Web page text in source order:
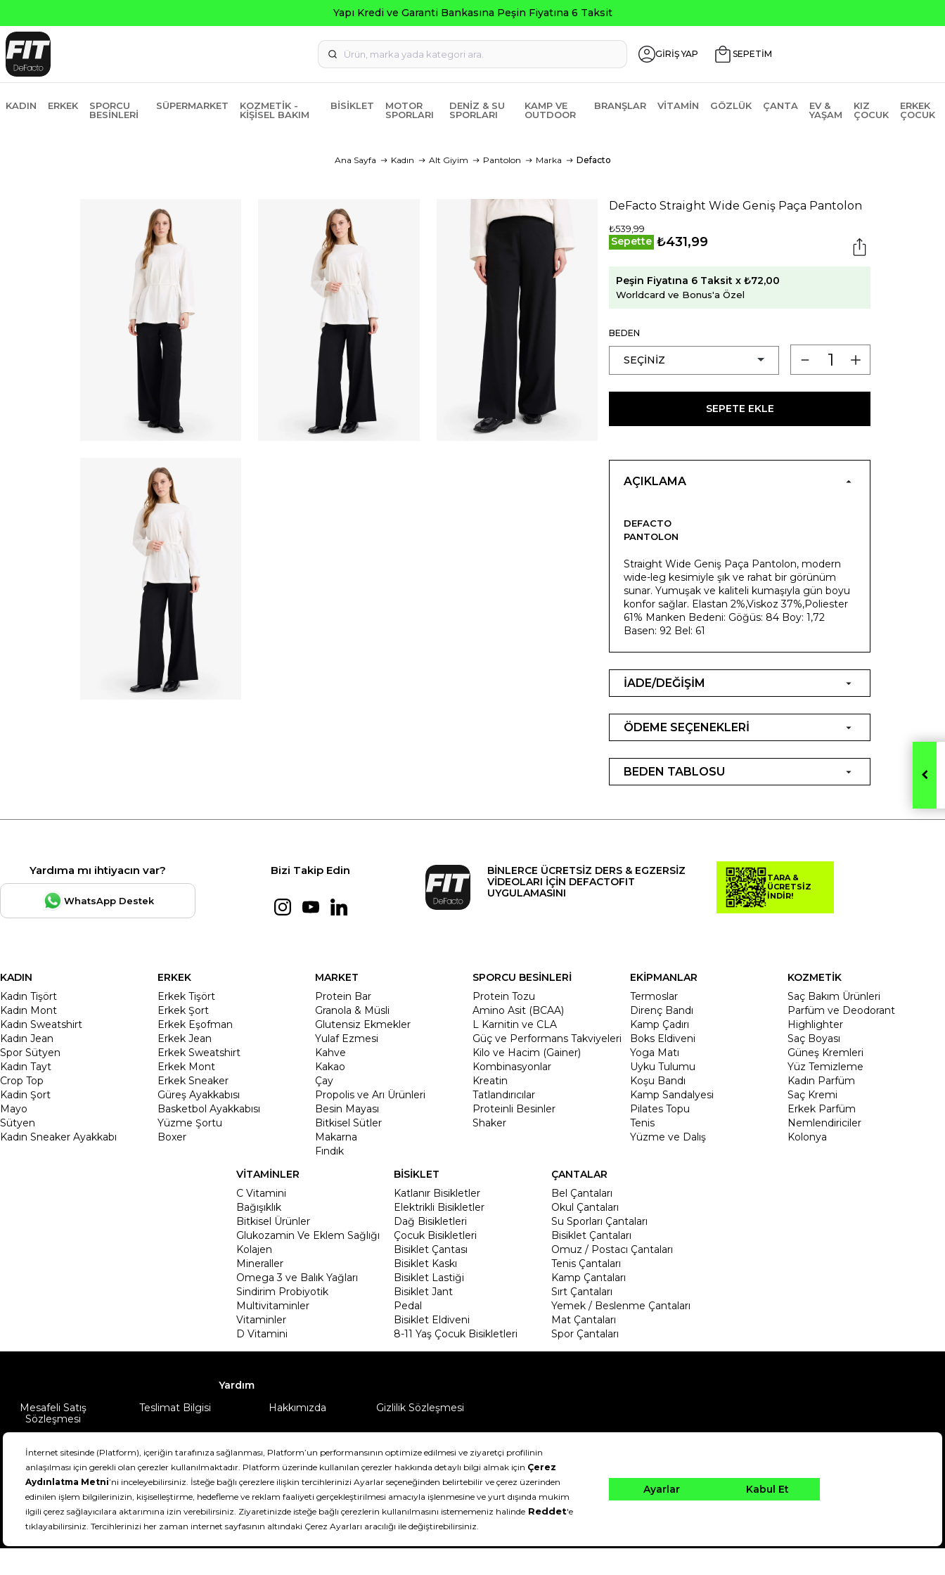
Yapı Kredi ve Garanti Bankasına Peşin Fiyatına 6 Taksit
GİRİŞ YAP SEPETİM
KADIN ERKEK
SPORCU
BESINLERI
SÜPERMARKET
KOZMETIK -
KIŞISEL BAKIM
BISIKLET
MOTOR
SPORLARI
DENIZ & SU
SPORLARI
KAMP VE
OUTDOOR
BRANŞLAR VITAMIN GÖZLÜK ÇANTA
EV &
YAŞAM
KIZ
ÇOCUK
ERKEK
ÇOCUK
Ana Sayfa Kadın Alt Giyim Pantolon Marka Defacto
DeFacto Straight Wide Geniş Paça Pantolon
₺539,99
Sepette ₺431,99
Peşin Fiyatına 6 Taksit x ₺72,00
Worldcard ve Bonus'a Özel
BEDEN
SEPETE EKLE
AÇIKLAMA
DEFACTO
PANTOLON
Straight Wide Geniş Paça Pantolon, modern
wide-leg kesimiyle şık ve rahat bir görünüm
sunar. Yumuşak ve kaliteli kumaşıyla gün boyu
konfor sağlar. Elastan 2%,Viskoz 37%,Poliester
61% Manken Bedeni: Göğüs: 84 Boy: 1,72
Basen: 92 Bel: 61
İADE/DEĞİŞİM
ÖDEME SEÇENEKLERİ
BEDEN TABLOSU
Yardıma mı ihtiyacın var?
WhatsApp Destek
Bizi Takip Edin
BİNLERCE ÜCRETSİZ DERS & EGZERSİZ
VİDEOLARI İÇİN DEFACTOFIT
UYGULAMASINI
TARA &
ÜCRETSİZ
İNDİR!
KADIN
Kadın Tişört
Kadın Mont
Kadın Sweatshirt
Kadın Jean
Spor Sütyen
Kadın Tayt
Crop Top
Kadin Şort
Mayo
Sütyen
Kadın Sneaker Ayakkabı
ERKEK
Erkek Tişört
Erkek Şort
Erkek Eşofman
Erkek Jean
Erkek Sweatshirt
Erkek Mont
Erkek Sneaker
Güreş Ayakkabısı
Basketbol Ayakkabısı
Yüzme Şortu
Boxer
MARKET
Protein Bar
Granola & Müsli
Glutensiz Ekmekler
Yulaf Ezmesi
Kahve
Kakao
Çay
Propolis ve Arı Ürünleri
Besin Mayası
Bitkisel Sütler
Makarna
Fındık
SPORCU BESİNLERİ
Protein Tozu
Amino Asit (BCAA)
L Karnitin ve CLA
Güç ve Performans Takviyeleri
Kilo ve Hacim (Gainer)
Kombinasyonlar
Kreatin
Tatlandırıcılar
Proteinli Besinler
Shaker
EKİPMANLAR
Termoslar
Direnç Bandı
Kamp Çadırı
Boks Eldiveni
Yoga Matı
Uyku Tulumu
Koşu Bandı
Kamp Sandalyesi
Pilates Topu
Tenis
Yüzme ve Dalış
KOZMETİK
Saç Bakım Ürünleri
Parfüm ve Deodorant
Highlighter
Saç Boyası
Güneş Kremleri
Yüz Temizleme
Kadın Parfüm
Saç Kremi
Erkek Parfüm
Nemlendiriciler
Kolonya
VİTAMİNLER
C Vitamini
Bağışıklık
Bitkisel Ürünler
Glukozamin Ve Eklem Sağlığı
Kolajen
Mineraller
Omega 3 ve Balık Yağları
Sindirim Probiyotik
Multivitaminler
Vitaminler
D Vitamini
BİSİKLET
Katlanır Bisikletler
Elektrikli Bisikletler
Dağ Bisikletleri
Çocuk Bisikletleri
Bisiklet Çantası
Bisiklet Kaskı
Bisiklet Lastiği
Bisiklet Jant
Pedal
Bisiklet Eldiveni
8-11 Yaş Çocuk Bisikletleri
ÇANTALAR
Bel Çantaları
Okul Çantaları
Su Sporları Çantaları
Bisiklet Çantaları
Omuz / Postacı Çantaları
Tenis Çantaları
Kamp Çantaları
Sırt Çantaları
Yemek / Beslenme Çantaları
Mat Çantaları
Spor Çantaları
Yardım
Mesafeli Satış
Sözleşmesi
Teslimat Bilgisi Hakkımızda Gizlilik Sözleşmesi
DeFactoFIT ©️ 2022-2026. Tüm hakları saklıdır.